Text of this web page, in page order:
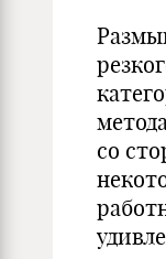
со